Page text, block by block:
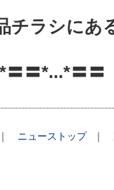
チラシにあ
〓〓*...*〓〓
｜ ニューストップ ｜